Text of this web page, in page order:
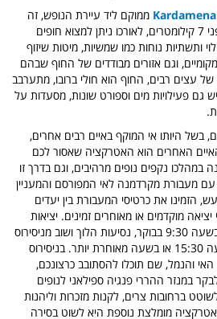
ממוקם ליד עיירת הנופש, זה
אזור חוף תוסס המשתרע על פני 7 קילומטרים, לאורכו ניתן למצוא חופים
ותשתיות נוחות כמו שמשיות, מיטות שיזוף
וגם אזורים מבודדים של החוף שבהם
עצים רבים, החוף הוא חולי ברובו, מתערבב
גם פעילויות מים וספורט שונות, מסעדות על
בשל היותו אי המוקף באיים רבים אחרים,
האחרים הוא האטרקציה שאסור לכם
נקפים נופים מרהיבים, וגם בדרך זו
עם מעבורת מקרדמנה לאי המפורסם והמעניין
הזמינו את כרטיסי המעבורת בין יעדים
מוקדמים או מאוחרים זמינים. יציאות
מנמל קרדמנה זמינות מדי יום בשעה 9:30 בבוקר, נסיעות הלוך ושוב מניסירוס
לקרדמנה מוצעות מדי יום בשעה 15:30 או בשעה מאוחרת יותר. בניסירוס
האי והנמל, שם תוכלו להסתובב כרצונכם,
כדי לבקר במנזר ההררי פנגיה ספילאני לנופים
ברחובות צרים, לקנות מזכרות וליהנות
אטרקציה מומלצת נוספת היא לשוט בסירה